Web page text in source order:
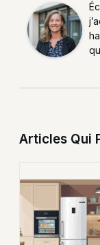
Articles Qui